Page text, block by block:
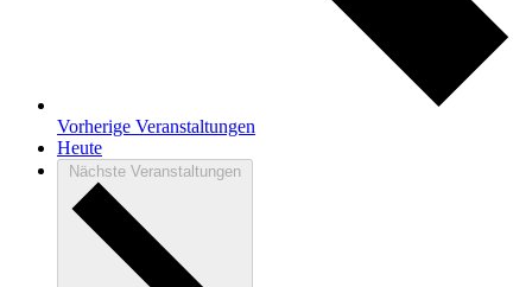
Vorherige Veranstaltungen
Heute
Nächste Veranstaltungen